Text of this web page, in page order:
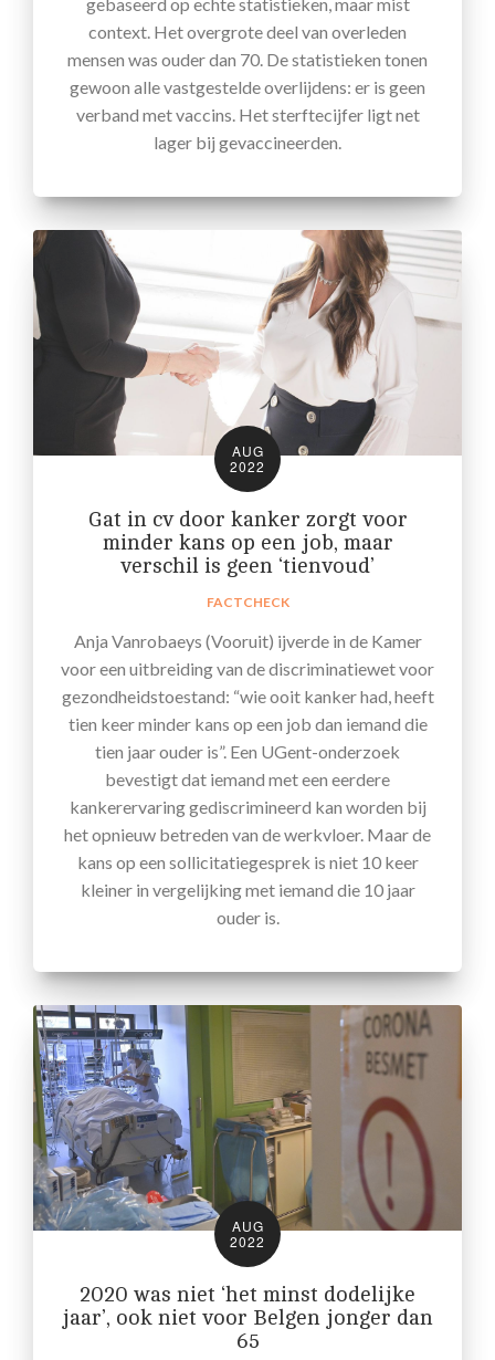
gebaseerd op echte statistieken, maar mist
context. Het overgrote deel van overleden
mensen was ouder dan 70. De statistieken tonen
gewoon alle vastgestelde overlijdens: er is geen
verband met vaccins. Het sterftecijfer ligt net
lager bij gevaccineerden.
AUG
2022
Gat in cv door kanker zorgt voor
minder kans op een job, maar
verschil is geen ‘tienvoud’
FACTCHECK
Anja Vanrobaeys (Vooruit) ijverde in de Kamer
voor een uitbreiding van de discriminatiewet voor
gezondheidstoestand: “wie ooit kanker had, heeft
tien keer minder kans op een job dan iemand die
tien jaar ouder is”. Een UGent-onderzoek
bevestigt dat iemand met een eerdere
kankerervaring gediscrimineerd kan worden bij
het opnieuw betreden van de werkvloer. Maar de
kans op een sollicitatiegesprek is niet 10 keer
kleiner in vergelijking met iemand die 10 jaar
ouder is.
AUG
2022
2020 was niet ‘het minst dodelijke
jaar’, ook niet voor Belgen jonger dan
65